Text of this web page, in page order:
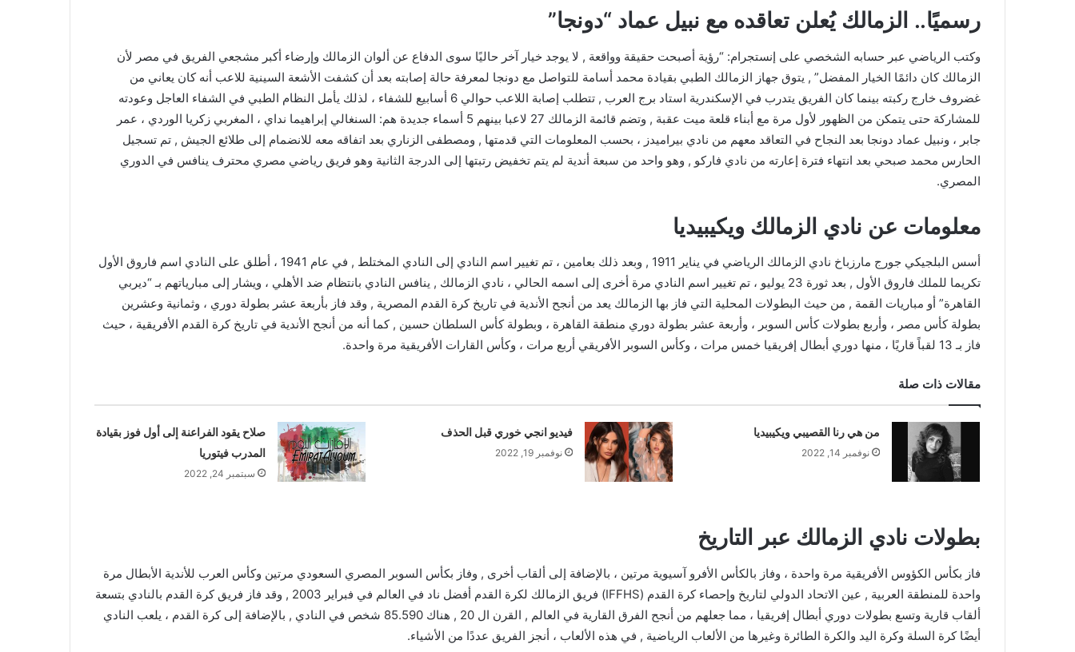
رسميًا.. الزمالك يُعلن تعاقده مع نبيل عماد “دونجا”
وكتب الرياضي عبر حسابه الشخصي على إنستجرام: “رؤية أصبحت حقيقة وواقعة , لا يوجد خيار آخر حاليًا سوى الدفاع عن ألوان الزمالك وإرضاء أكبر مشجعي الفريق في مصر لأن
الزمالك كان دائمًا الخيار المفضل” , يتوق جهاز الزمالك الطبي بقيادة محمد أسامة للتواصل مع دونجا لمعرفة حالة إصابته بعد أن كشفت الأشعة السينية للاعب أنه كان يعاني من
غضروف خارج ركبته بينما كان الفريق يتدرب في الإسكندرية استاد برج العرب , تتطلب إصابة اللاعب حوالي 6 أسابيع للشفاء ، لذلك يأمل النظام الطبي في الشفاء العاجل وعودته
للمشاركة حتى يتمكن من الظهور لأول مرة مع أبناء قلعة ميت عقبة , وتضم قائمة الزمالك 27 لاعبا بينهم 5 أسماء جديدة هم: السنغالي إبراهيما نداي ، المغربي زكريا الوردي ، عمر
جابر ، ونبيل عماد دونجا بعد النجاح في التعاقد معهم من نادي بيراميدز ، بحسب المعلومات التي قدمتها , ومصطفى الزناري بعد اتفاقه معه للانضمام إلى طلائع الجيش , تم تسجيل
الحارس محمد صبحي بعد انتهاء فترة إعارته من نادي فاركو , وهو واحد من سبعة أندية لم يتم تخفيض رتبتها إلى الدرجة الثانية وهو فريق رياضي مصري محترف ينافس في الدوري
المصري.
معلومات عن نادي الزمالك ويكيبيديا
أسس البلجيكي جورج مارزباخ نادي الزمالك الرياضي في يناير 1911 , وبعد ذلك بعامين ، تم تغيير اسم النادي إلى النادي المختلط , في عام 1941 ، أطلق على النادي اسم فاروق الأول
تكريما للملك فاروق الأول , بعد ثورة 23 يوليو ، تم تغيير اسم النادي مرة أخرى إلى اسمه الحالي ، نادي الزمالك , ينافس النادي بانتظام ضد الأهلي ، ويشار إلى مبارياتهم بـ “ديربي
القاهرة” أو مباريات القمة , من حيث البطولات المحلية التي فاز بها الزمالك يعد من أنجح الأندية في تاريخ كرة القدم المصرية , وقد فاز بأربعة عشر بطولة دوري ، وثمانية وعشرين
بطولة كأس مصر ، وأربع بطولات كأس السوبر ، وأربعة عشر بطولة دوري منطقة القاهرة ، وبطولة كأس السلطان حسين , كما أنه من أنجح الأندية في تاريخ كرة القدم الأفريقية ، حيث
فاز بـ 13 لقباً قاريًا ، منها دوري أبطال إفريقيا خمس مرات ، وكأس السوبر الأفريقي أربع مرات ، وكأس القارات الأفريقية مرة واحدة.
مقالات ذات صلة
من هي رنا القصيبي ويكيبيديا
نوفمبر 14, 2022
فيديو انجي خوري قبل الحذف
نوفمبر 19, 2022
صلاح يقود الفراعنة إلى أول فوز بقيادة
المدرب فيتوريا
سبتمبر 24, 2022
بطولات نادي الزمالك عبر التاريخ
فاز بكأس الكؤوس الأفريقية مرة واحدة ، وفاز بالكأس الأفرو آسيوية مرتين ، بالإضافة إلى ألقاب أخرى , وفاز بكأس السوبر المصري السعودي مرتين وكأس العرب للأندية الأبطال مرة
واحدة للمنطقة العربية , عين الاتحاد الدولي لتاريخ وإحصاء كرة القدم (IFFHS) فريق الزمالك لكرة القدم أفضل ناد في العالم في فبراير 2003 , وقد فاز فريق كرة القدم بالنادي بتسعة
ألقاب قارية وتسع بطولات دوري أبطال إفريقيا ، مما جعلهم من أنجح الفرق القارية في العالم , القرن ال 20 , هناك 85.590 شخص في النادي , بالإضافة إلى كرة القدم ، يلعب النادي
أيضًا كرة السلة وكرة اليد والكرة الطائرة وغيرها من الألعاب الرياضية , في هذه الألعاب ، أنجز الفريق عددًا من الأشياء.